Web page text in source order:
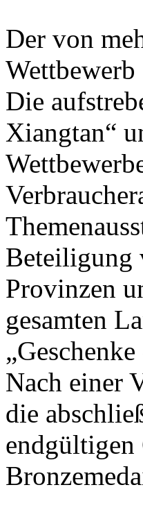
Der von
Die
Xiangtan“
Beteiligung
Provinzen
gesamten
Nach einer
die